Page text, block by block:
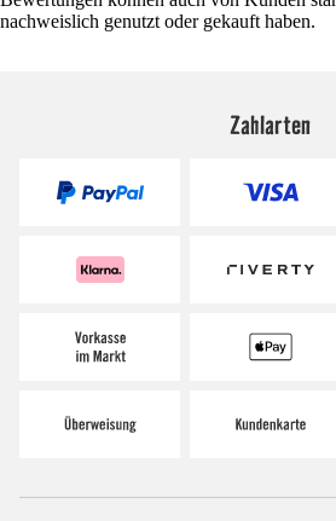
nachweislich genutzt oder gekauft haben.
Zahlarten